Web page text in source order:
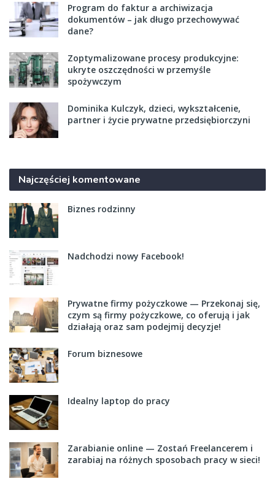
Program do faktur a archiwizacja
dokumentów – jak długo przechowywać
dane?
Zoptymalizowane procesy produkcyjne:
ukryte oszczędności w przemyśle
spożywczym
Dominika Kulczyk, dzieci, wykształcenie,
partner i życie prywatne przedsiębiorczyni
Najczęściej komentowane
Biznes rodzinny
Nadchodzi nowy Facebook!
Prywatne firmy pożyczkowe — Przekonaj się,
czym są firmy pożyczkowe, co oferują i jak
działają oraz sam podejmij decyzje!
Forum biznesowe
Idealny laptop do pracy
Zarabianie online — Zostań Freelancerem i
zarabiaj na różnych sposobach pracy w sieci!